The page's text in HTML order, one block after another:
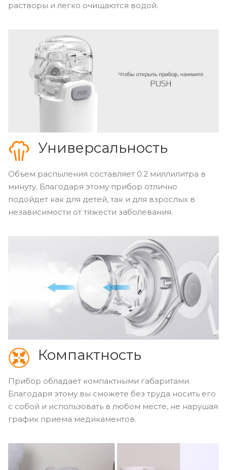
растворы и легко очищаются водой.
Универсальность
Объем распыления составляет 0.2 миллилитра в
минуту. Благодаря этому прибор отлично
подойдет как для детей, так и для взрослых в
независимости от тяжести заболевания.
Компактность
Прибор обладает компактными габаритами.
Благодаря этому вы сможете без труда носить его
с собой и использовать в любом месте, не нарушая
график приема медикаментов.